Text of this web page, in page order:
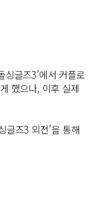
싱글즈3’에서 커플로
했으나, 이후 실제
글즈3 외전’을 통해